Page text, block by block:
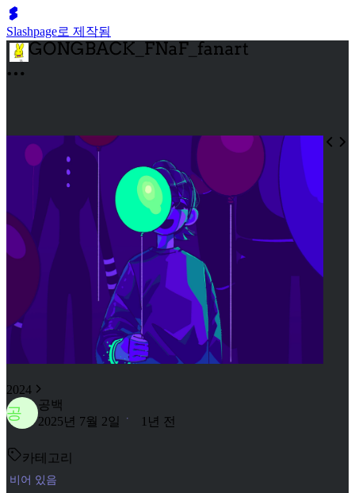
Slashpage로 제작됨
2024
공
공백
2025년 7월 2일
1년 전
카테고리
비어 있음